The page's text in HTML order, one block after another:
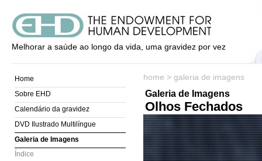
Melhorar a saúde ao longo da vida, uma gravidez por vez
Home
Sobre EHD
Calendário da gravidez
DVD Ilustrado Multilíngue
Galeria de Imagens
Índice
home > galeria de imagens
Galeria de Imagens
Olhos Fechados